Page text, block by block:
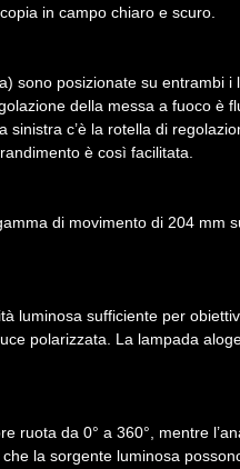
in campo chiaro e scuro.
posizionate su entrambi i
della messa a fuoco è
c’è la rotella di
è così facilitata.
di movimento di 204 mm
luminosa sufficiente per
polarizzata. La lampada
ruota da 0° a 360°, mentre
la sorgente luminosa